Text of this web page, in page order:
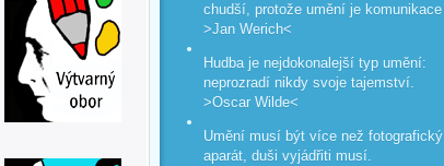
chudší, protože umění je komunikace
>Jan Werich<
Hudba je nejdokonalejší typ umění:
neprozradí nikdy svoje tajemství.
>Oscar Wilde<
Umění musí být více než fotografický
aparát, duši vyjádřiti musí.